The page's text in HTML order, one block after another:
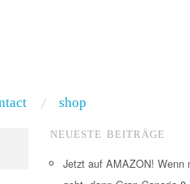
shop
NEUESTE BEITRÄGE
Jetzt auf AMAZON! Wenn